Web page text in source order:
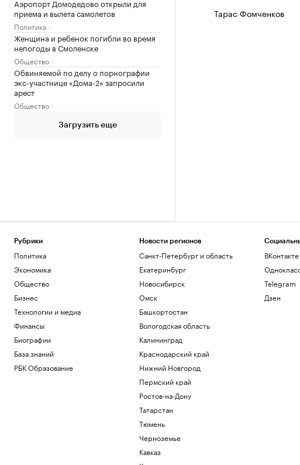
Аэропорт Домодедово открыли для
приема и вылета самолетов
Политика
Женщина и ребенок погибли во время
непогоды в Смоленске
Общество
Обвиняемой по делу о порнографии
экс-участнице «Дома-2» запросили
арест
Общество
Загрузить еще
Тарас Фомченков
Рубрики
Политика
Экономика
Общество
Бизнес
Технологии и медиа
Финансы
Биографии
База знаний
РБК Образование
Новости регионов
Санкт-Петербург и область
Екатеринбург
Новосибирск
Омск
Башкортостан
Вологодская область
Калининград
Краснодарский край
Нижний Новгород
Пермский край
Ростов-на-Дону
Татарстан
Тюмень
Черноземье
Кавказ
ВКонтакте
Telegram
Дзен